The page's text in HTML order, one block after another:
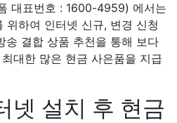
대표번호 : 1600-4959) 에서는
위하여 인터넷 신규, 변경 신청
송 결합 상품 추천을 통해 보다
대한 많은 현금 사은품을 지급
넷 설치 후 현금